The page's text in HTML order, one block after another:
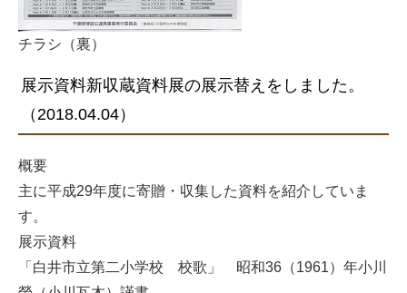
チラシ（裏）
展示資料新収蔵資料展の展示替えをしました。
（2018.04.04）
概要
主に平成29年度に寄贈・収集した資料を紹介していま
す。
展示資料
「白井市立第二小学校 校歌」 昭和36（1961）年小川